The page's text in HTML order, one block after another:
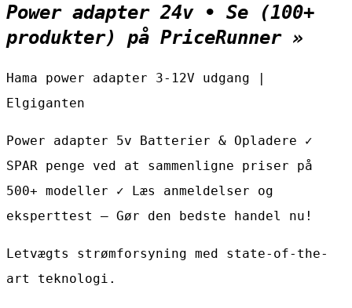
Power adapter 24v • Se (100+
produkter) på PriceRunner »
Hama power adapter 3-12V udgang |
Elgiganten
Power adapter 5v Batterier & Opladere ✓
SPAR penge ved at sammenligne priser på
500+ modeller ✓ Læs anmeldelser og
eksperttest – Gør den bedste handel nu!
Letvægts strømforsyning med state-of-the-
art teknologi.